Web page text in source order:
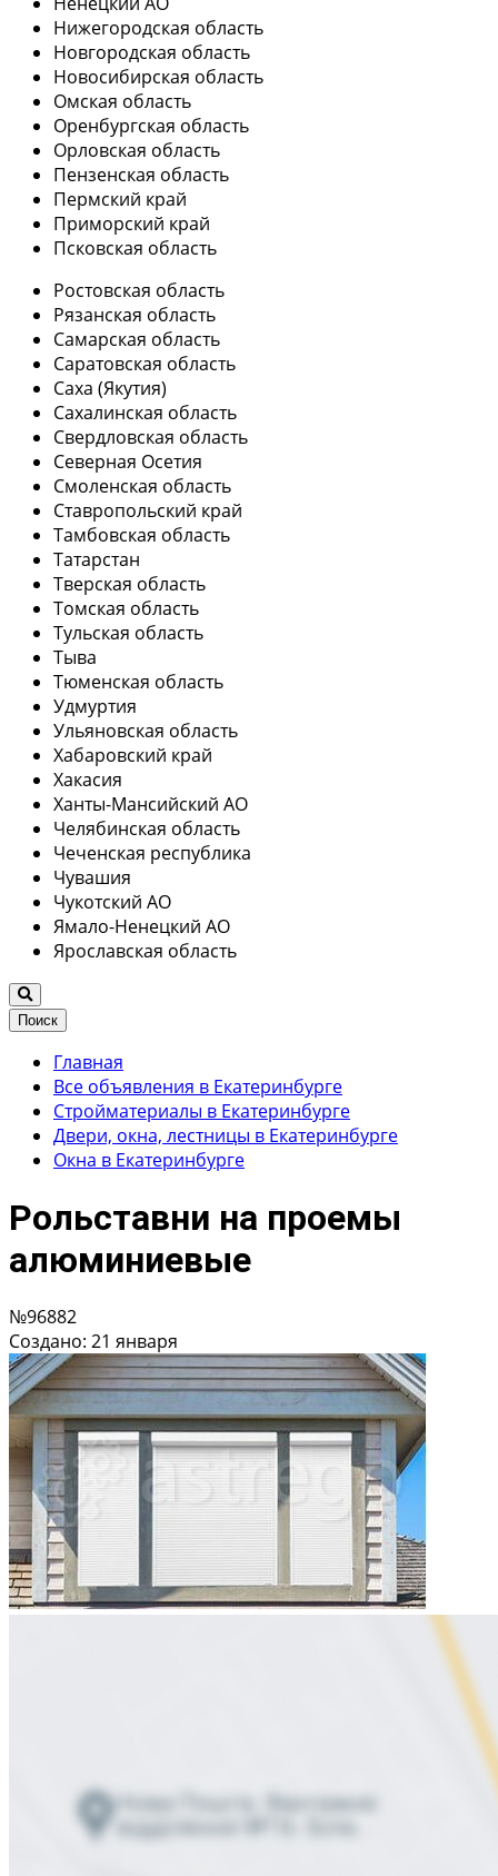
Нижегородская область
Новгородская область
Новосибирская область
Омская область
Оренбургская область
Орловская область
Пензенская область
Пермский край
Приморский край
Псковская область
Ростовская область
Рязанская область
Самарская область
Саратовская область
Саха (Якутия)
Сахалинская область
Свердловская область
Северная Осетия
Смоленская область
Ставропольский край
Тамбовская область
Татарстан
Тверская область
Томская область
Тульская область
Тыва
Тюменская область
Удмуртия
Ульяновская область
Хабаровский край
Хакасия
Ханты-Мансийский АО
Челябинская область
Чеченская республика
Чувашия
Чукотский АО
Ямало-Ненецкий АО
Ярославская область
Поиск
Главная
Все объявления в Екатеринбурге
Стройматериалы в Екатеринбурге
Двери, окна, лестницы в Екатеринбурге
Окна в Екатеринбурге
Рольставни на проемы
алюминиевые
№96882
Создано: 21 января